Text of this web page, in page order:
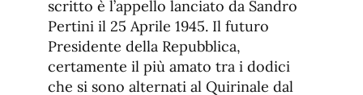
scritto è l’appello lanciato da Sandro
Pertini il 25 Aprile 1945. Il futuro
Presidente della Repubblica,
certamente il più amato tra i dodici
che si sono alternati al Quirinale dal